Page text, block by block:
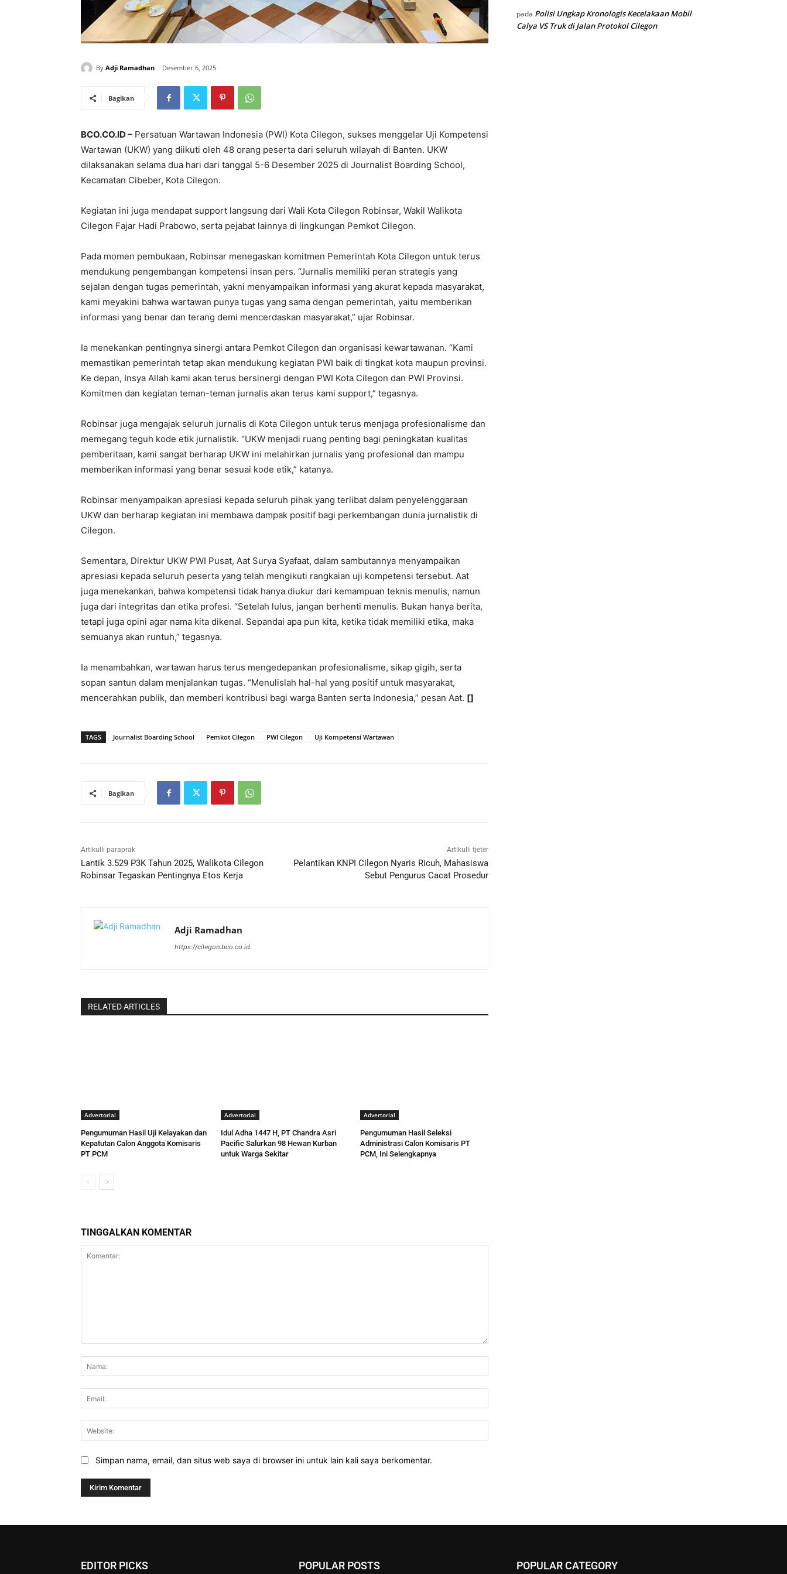
By Adji Ramadhan Desember 6, 2025
Bagikan
BCO.CO.ID – Persatuan Wartawan Indonesia (PWI) Kota Cilegon, sukses menggelar Uji Kompetensi
Wartawan (UKW) yang diikuti oleh 48 orang peserta dari seluruh wilayah di Banten. UKW
dilaksanakan selama dua hari dari tanggal 5-6 Desember 2025 di Journalist Boarding School,
Kecamatan Cibeber, Kota Cilegon.
Kegiatan ini juga mendapat support langsung dari Wali Kota Cilegon Robinsar, Wakil Walikota
Cilegon Fajar Hadi Prabowo, serta pejabat lainnya di lingkungan Pemkot Cilegon.
Pada momen pembukaan, Robinsar menegaskan komitmen Pemerintah Kota Cilegon untuk terus
mendukung pengembangan kompetensi insan pers. “Jurnalis memiliki peran strategis yang
sejalan dengan tugas pemerintah, yakni menyampaikan informasi yang akurat kepada masyarakat,
kami meyakini bahwa wartawan punya tugas yang sama dengan pemerintah, yaitu memberikan
informasi yang benar dan terang demi mencerdaskan masyarakat,” ujar Robinsar.
Ia menekankan pentingnya sinergi antara Pemkot Cilegon dan organisasi kewartawanan. “Kami
memastikan pemerintah tetap akan mendukung kegiatan PWI baik di tingkat kota maupun provinsi.
Ke depan, Insya Allah kami akan terus bersinergi dengan PWI Kota Cilegon dan PWI Provinsi.
Komitmen dan kegiatan teman-teman jurnalis akan terus kami support,” tegasnya.
Robinsar juga mengajak seluruh jurnalis di Kota Cilegon untuk terus menjaga profesionalisme dan
memegang teguh kode etik jurnalistik. “UKW menjadi ruang penting bagi peningkatan kualitas
pemberitaan, kami sangat berharap UKW ini melahirkan jurnalis yang profesional dan mampu
memberikan informasi yang benar sesuai kode etik,” katanya.
Robinsar menyampaikan apresiasi kepada seluruh pihak yang terlibat dalam penyelenggaraan
UKW dan berharap kegiatan ini membawa dampak positif bagi perkembangan dunia jurnalistik di
Cilegon.
Sementara, Direktur UKW PWI Pusat, Aat Surya Syafaat, dalam sambutannya menyampaikan
apresiasi kepada seluruh peserta yang telah mengikuti rangkaian uji kompetensi tersebut. Aat
juga menekankan, bahwa kompetensi tidak hanya diukur dari kemampuan teknis menulis, namun
juga dari integritas dan etika profesi. “Setelah lulus, jangan berhenti menulis. Bukan hanya berita,
tetapi juga opini agar nama kita dikenal. Sepandai apa pun kita, ketika tidak memiliki etika, maka
semuanya akan runtuh,” tegasnya.
Ia menambahkan, wartawan harus terus mengedepankan profesionalisme, sikap gigih, serta
sopan santun dalam menjalankan tugas. “Menulislah hal-hal yang positif untuk masyarakat,
mencerahkan publik, dan memberi kontribusi bagi warga Banten serta Indonesia,” pesan Aat. []
TAGS Journalist Boarding School Pemkot Cilegon PWI Cilegon Uji Kompetensi Wartawan
Bagikan
Artikulli paraprak
Lantik 3.529 P3K Tahun 2025, Walikota Cilegon
Robinsar Tegaskan Pentingnya Etos Kerja
Artikulli tjetër
Pelantikan KNPI Cilegon Nyaris Ricuh, Mahasiswa
Sebut Pengurus Cacat Prosedur
Adji Ramadhan
https://cilegon.bco.co.id
RELATED ARTICLES
Advertorial
Pengumuman Hasil Uji Kelayakan dan
Kepatutan Calon Anggota Komisaris
PT PCM
Advertorial
Idul Adha 1447 H, PT Chandra Asri
Pacific Salurkan 98 Hewan Kurban
untuk Warga Sekitar
Advertorial
Pengumuman Hasil Seleksi
Administrasi Calon Komisaris PT
PCM, Ini Selengkapnya
TINGGALKAN KOMENTAR
Simpan nama, email, dan situs web saya di browser ini untuk lain kali saya berkomentar.
pada Polisi Ungkap Kronologis Kecelakaan Mobil
Calya VS Truk di Jalan Protokol Cilegon
EDITOR PICKS POPULAR POSTS POPULAR CATEGORY